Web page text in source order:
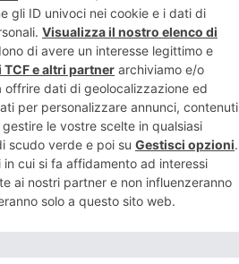
gli utenti prenotati dai
fino alla conclusione
realizzata con il
“Igea” disposta
fase emergenziale. Vi
altre strutture sanitarie
Civile regionale .
momento di unità nazionale
altri in Piemonte. Da